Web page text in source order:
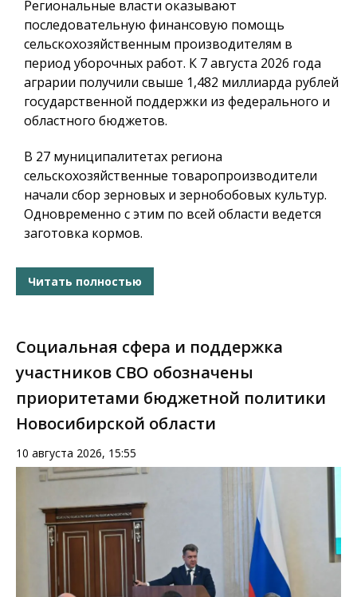
Региональные власти оказывают
последовательную финансовую помощь
сельскохозяйственным производителям в
период уборочных работ. К 7 августа 2026 года
аграрии получили свыше 1,482 миллиарда рублей
государственной поддержки из федерального и
областного бюджетов.
В 27 муниципалитетах региона
сельскохозяйственные товаропроизводители
начали сбор зерновых и зернобобовых культур.
Одновременно с этим по всей области ведется
заготовка кормов.
Читать полностью
Социальная сфера и поддержка
участников СВО обозначены
приоритетами бюджетной политики
Новосибирской области
10 августа 2026, 15:55